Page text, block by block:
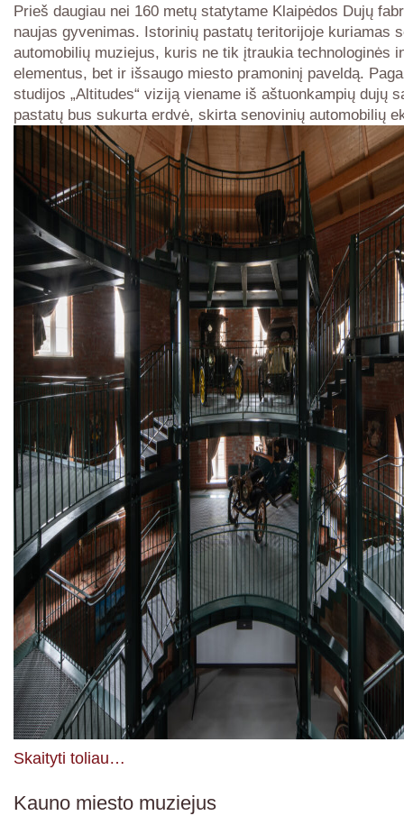
Prieš daugiau nei 160 metų statytame Klaipėdos Dujų
naujas gyvenimas. Istorinių pastatų teritorijoje kuriamas
automobilių muziejus, kuris ne tik įtraukia technologinės
elementus, bet ir išsaugo miesto pramoninį paveldą.
studijos „Altitudes“ viziją viename iš aštuonkampių dujų
pastatų bus sukurta erdvė, skirta senovinių automobilių
Skaityti toliau…
Kauno miesto muziejus